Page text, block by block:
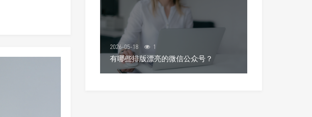
2026-05-18 1
有哪些排版漂亮的微信公众号？